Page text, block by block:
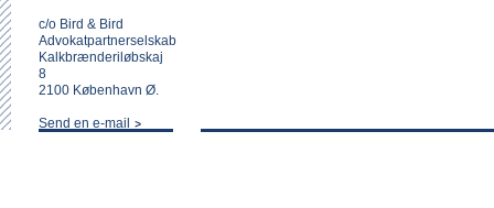
c/o Bird & Bird
Advokatpartnerselskab
Kalkbrænderiløbskaj
8
2100 København Ø.
Send en e-mail